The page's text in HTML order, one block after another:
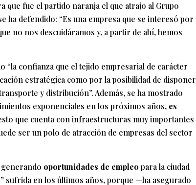
que fue el partido naranja el que atrajo al Grupo
ha defendido: “Es una empresa que se interesó por
no nos descuidáramos y, a partir de ahí, hemos
“la confianza que el tejido empresarial de carácter
estratégica como por la posibilidad de disponer
y distribución”. Además, se ha mostrado
exponenciales en los próximos años, es
que cuenta con infraestructuras muy importantes
ser un polo de atracción de empresas del sector
oportunidades de empleo para la ciudad
sufrida en los últimos años, porque —ha asegurado